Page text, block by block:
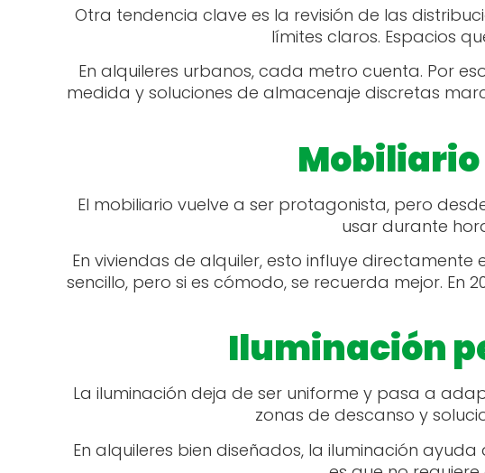
Otra tendencia clave es la revisión de las
límites claros. Espacios
En alquileres urbanos, cada metro cuenta. Por
medida y soluciones de almacenaje discretas
El mobiliario vuelve a ser protagonista, pero
usar durante
En viviendas de alquiler, esto influye
sencillo, pero si es cómodo, se recuerda mejor.
Iluminación
La iluminación deja de ser uniforme y pasa a
zonas de descanso y
En alquileres bien diseñados, la iluminación